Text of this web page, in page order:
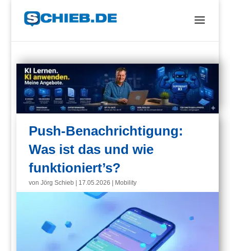
Push-Benachrichtigung:
Was ist das und wie
funktioniert’s?
vonJörg Schieb 17.05.2026 Mobility